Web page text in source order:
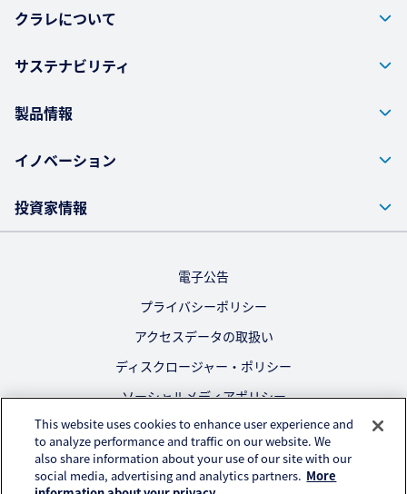
クラレについて
サステナビリティ
製品情報
イノベーション
投資家情報
電子公告
プライバシーポリシー
アクセスデータの取扱い
ディスクロージャー・ポリシー
ソーシャルメディアポリシー
ご利用にあたって
公式SNS
This website uses cookies to enhance user experience and
to analyze performance and traffic on our website. We
also share information about your use of our site with our
social media, advertising and analytics partners. More